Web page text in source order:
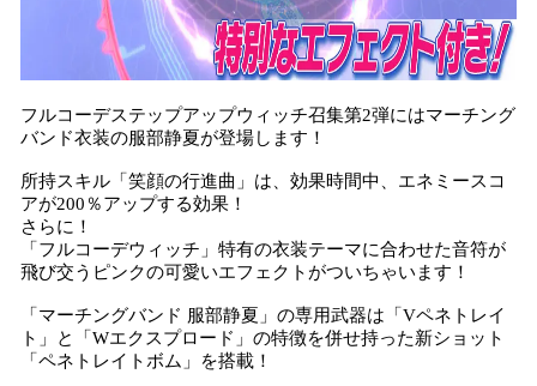
フルコーデステップアップウィッチ召集第2弾にはマーチング
バンド衣装の服部静夏が登場します！
所持スキル「笑顔の行進曲」は、効果時間中、エネミースコ
アが200％アップする効果！
さらに！
「フルコーデウィッチ」特有の衣装テーマに合わせた音符が
飛び交うピンクの可愛いエフェクトがついちゃいます！
「マーチングバンド 服部静夏」の専用武器は「Vペネトレイ
ト」と「Wエクスプロード」の特徴を併せ持った新ショット
「ペネトレイトボム」を搭載！